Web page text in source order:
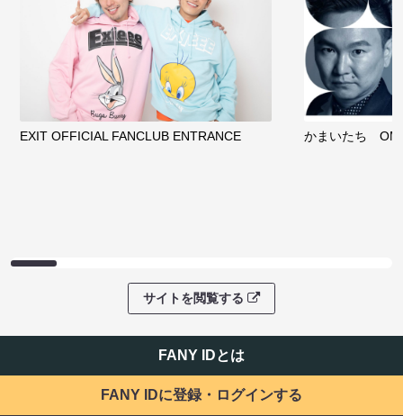
EXIT OFFICIAL FANCLUB ENTRANCE かまいたち
サイトを閲覧する
FANY IDとは
FANY IDに登録・ログインする